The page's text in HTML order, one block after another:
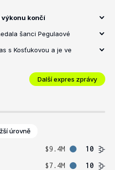
výkonu končí
šanci Pegulaové
s Kosťukovou a je ve
Další expres zprávy
úrovně
$9.4M
10
$7.4M 10